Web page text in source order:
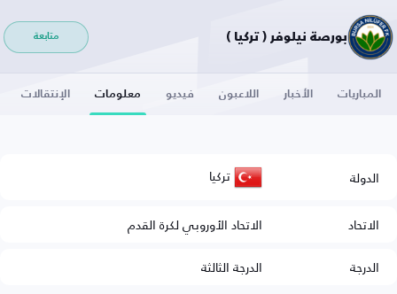
بورصة نيلوفر ( تركيا ) متابعة
المباريات الأخبار اللاعبون فيديو معلومات الإنتقالات
الدولة تركيا
الاتحاد
الاتحاد الأوروبي لكرة القدم
الدرجة
الدرجة الثالثة